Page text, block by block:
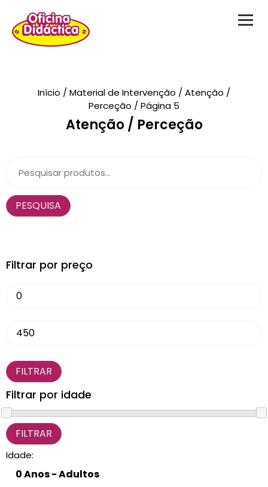
Brinquedos
Material de Intervenção
Início /Material de Intervenção /Atenção /
Perceção / Página 5
Atenção / Perceção
PESQUISA
Filtrar por preço
FILTRAR
Filtrar por idade
Idade: